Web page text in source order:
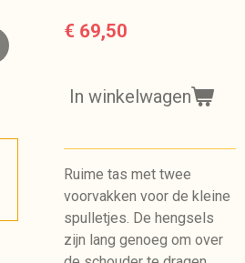
€ 69,50
In winkelwagen
Ruime tas met twee
voorvakken voor de kleine
spulletjes. De hengsels
zijn lang genoeg om over